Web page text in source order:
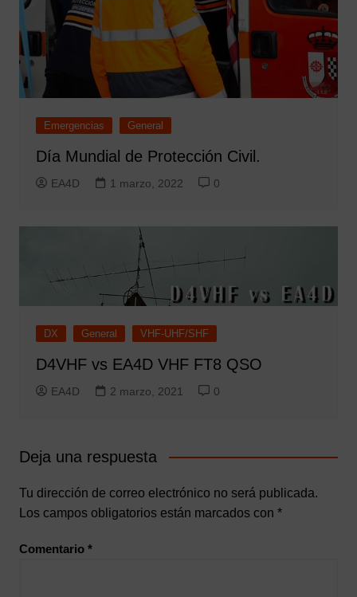
Emergencias General
Día Mundial de Protección Civil.
EA4D 1 marzo, 2022 0
DX General VHF-UHF/SHF
D4VHF vs EA4D VHF FT8 QSO
EA4D 2 marzo, 2021 0
Deja una respuesta
Tu dirección de correo electrónico no será publicada.
Los campos obligatorios están marcados con *
Comentario *